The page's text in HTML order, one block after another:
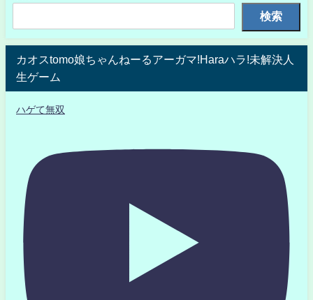
検索
カオスtomo娘ちゃんねーるアーガマ!Haraハラ!未解決人
生ゲーム
ハゲて無双